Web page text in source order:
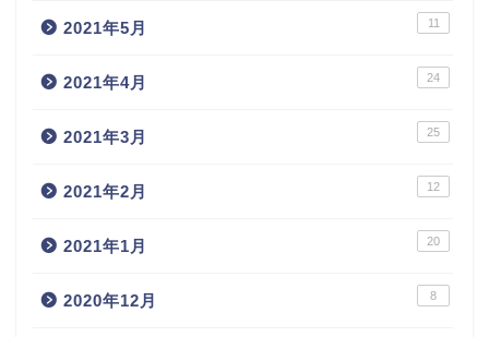
2021年5月 11
2021年4月 24
2021年3月 25
2021年2月 12
2021年1月 20
2020年12月 8